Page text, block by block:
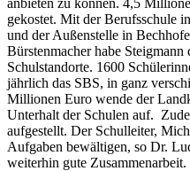
gekostet. Mit der Berufsschule
und der Außenstelle in
Bürstenmacher habe
Schulstandorte. 1600
jährlich das SBS, in ganz
Millionen Euro wende der
Unterhalt der Schulen auf.
aufgestellt. Der Schulleiter,
Aufgaben bewältigen, so Dr.
weiterhin gute Zusammenarbeit.